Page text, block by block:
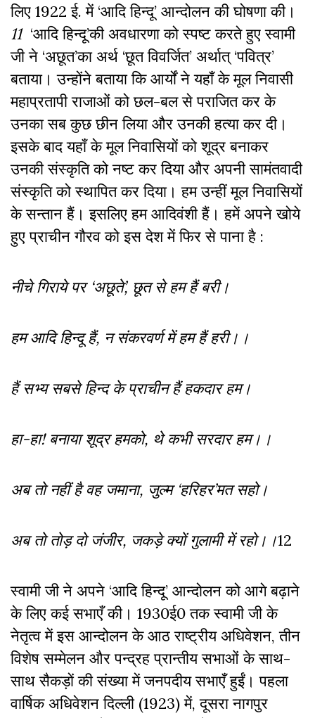
लिए 1922 ई. में ‘आदि हिन्दू’ आन्दोलन की घोषणा की।
11‘आदि हिन्दू’की अवधारणा को स्पष्ट करते हुए स्वामी
जी ने ‘अछूत’का अर्थ ‘छूत विवर्जित’ अर्थात् ‘पवित्र’
बताया। उन्होंने बताया कि आर्यों ने यहाँ के मूल निवासी
महाप्रतापी राजाओं को छल-बल से पराजित कर के
उनका सब कुछ छीन लिया और उनकी हत्या कर दी।
इसके बाद यहाँ के मूल निवासियों को शूद्र बनाकर
उनकी संस्कृति को नष्ट कर दिया और अपनी सामंतवादी
संस्कृति को स्थापित कर दिया। हम उन्हीं मूल निवासियों
के सन्तान हैं। इसलिए हम आदिवंशी हैं। हमें अपने खोये
हुए प्राचीन गौरव को इस देश में फिर से पाना है :
नीचे गिराये पर ‘अछूते’, छूत से हम हैं बरी।
हम आदि हिन्दू हैं, न संकरवर्ण में हम हैं हरी।।
हैं सभ्य सबसे हिन्द के प्राचीन हैं हकदार हम।
हा-हा! बनाया शूद्र हमको, थे कभी सरदार हम।।
अब तो नहीं है वह जमाना, जुल्म ‘हरिहर’मत सहो।
अब तो तोड़ दो जंजीर, जकड़े क्यों गुलामी में रहो।।12
स्वामी जी ने अपने ‘आदि हिन्दू’ आन्दोलन को आगे बढ़ाने
के लिए कई सभाएँ की। 1930ई0 तक स्वामी जी के
नेतृत्व में इस आन्दोलन के आठ राष्ट्रीय अधिवेशन, तीन
विशेष सम्मेलन और पन्द्रह प्रान्तीय सभाओं के साथ-
साथ सैकड़ों की संख्या में जनपदीय सभाएँ हुईं। पहला
वार्षिक अधिवेशन दिल्ली (1923) में, दूसरा नागपुर